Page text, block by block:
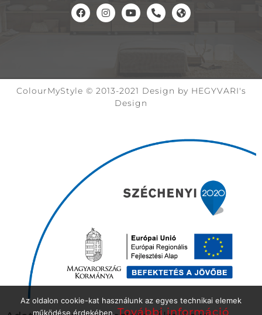
ColourMyStyle © 2013-2021 Design by HEGYVARI's
Design
Az oldalon cookie-kat használunk az egyes technikai elemek
működése érdekében.További információ